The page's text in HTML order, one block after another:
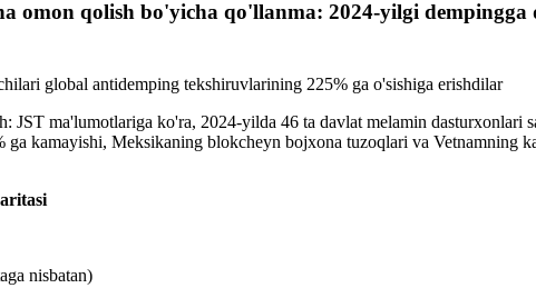
omon qolish bo'yicha qo'llanma: 2024-yilgi
global antidemping tekshiruvlarining 225% ga o'sishiga erishdilar
JST ma'lumotlariga ko'ra, 2024-yilda 46 ta davlat melamin
kamayishi, Meksikaning blokcheyn bojxona tuzoqlari va Vetnamning
nisbatan)